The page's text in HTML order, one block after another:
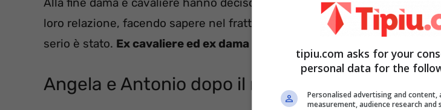
loro relazione, facendo sapere nel frattempo di essere intenzionati a fare
serio è stato. Ex cavaliere ed ex dama si sono detti Si.
Angela e Antonio dopo il matrimonio
tipiu.com asks for your
personal data for the
Personalised advertising and
measurement, audience research and